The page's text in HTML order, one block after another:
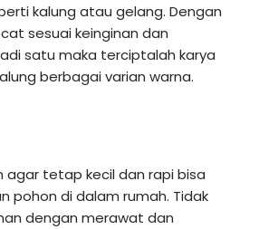
kalung atau gelang. Dengan
sesuai keinginan dan
satu maka terciptalah karya
berbagai varian warna.
agar tetap kecil dan rapi bisa
pohon di dalam rumah. Tidak
dengan merawat dan